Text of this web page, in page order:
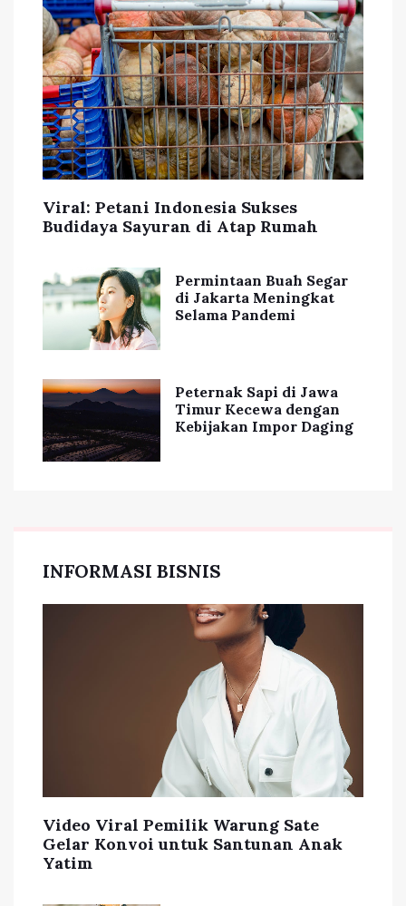
Viral: Petani Indonesia Sukses
Budidaya Sayuran di Atap Rumah
Permintaan Buah Segar
di Jakarta Meningkat
Selama Pandemi
Peternak Sapi di Jawa
Timur Kecewa dengan
Kebijakan Impor Daging
INFORMASI BISNIS
Video Viral Pemilik Warung Sate
Gelar Konvoi untuk Santunan Anak
Yatim